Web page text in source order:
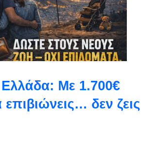
Ελλάδα: Με 1.700€
επιβιώνεις… δεν ζεις